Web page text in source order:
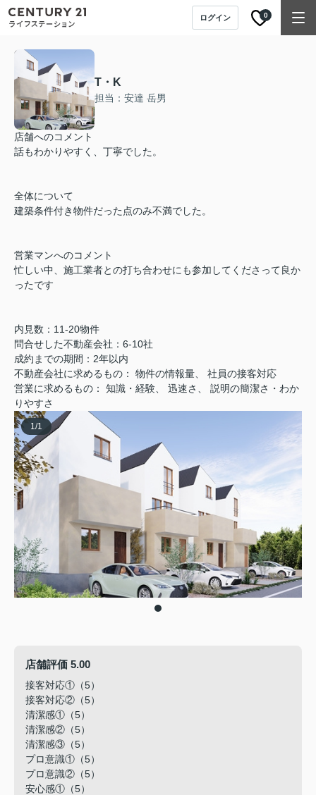
ログイン 0
T・K
担当：安達 岳男
店舗へのコメント
話もわかりやすく、丁寧でした。
全体について
建築条件付き物件だった点のみ不満でした。
営業マンへのコメント
忙しい中、施工業者との打ち合わせにも参加してくださって良か
ったです
内見数：11-20物件
問合せした不動産会社：6-10社
成約までの期間：2年以内
不動産会社に求めるもの： 物件の情報量、 社員の接客対応
営業に求めるもの： 知識・経験、 迅速さ、 説明の簡潔さ・わか
りやすさ
1/1
店舗評価 5.00
接客対応①（5）
接客対応②（5）
清潔感①（5）
清潔感②（5）
清潔感③（5）
プロ意識①（5）
プロ意識②（5）
安心感①（5）